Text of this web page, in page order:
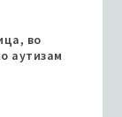
во
аутизам